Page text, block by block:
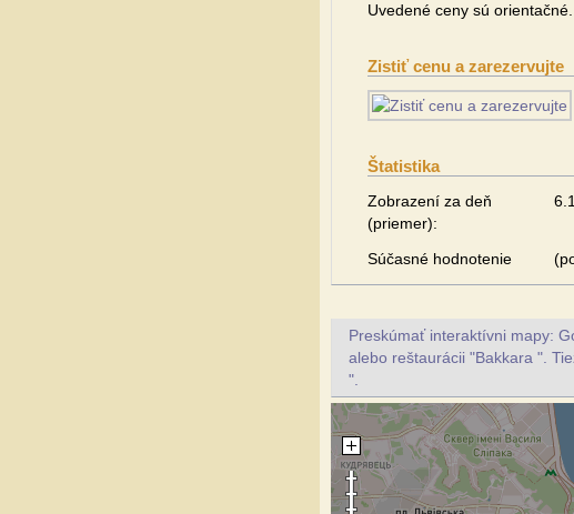
Uvedené ceny sú
Zistiť cenu a zarezervujte
Štatistika
Zobrazení za deň
(priemer):
Súčasné hodnotenie
Preskúmať interaktívni mapy:
alebo reštaurácii "Bakkara ".
".